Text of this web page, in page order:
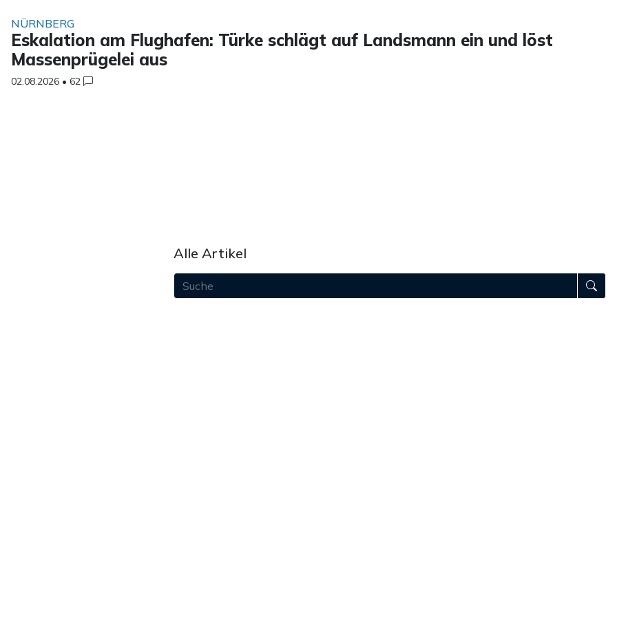
NÜRNBERG
Eskalation am Flughafen: Türke schlägt auf Landsmann ein und löst
Massenprügelei aus
02.08.2026 • 62
Alle Artikel